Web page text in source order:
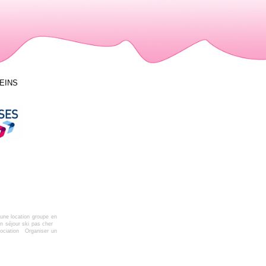
location groupe en
séjour ski pas cher
Organiser un